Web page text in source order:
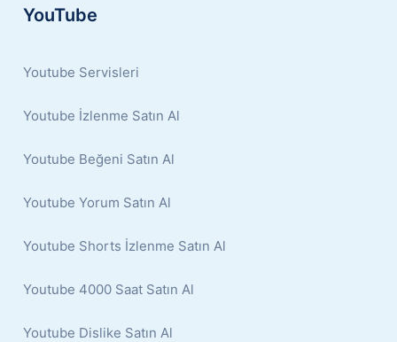
YouTube
Youtube Servisleri
Youtube İzlenme Satın Al
Youtube Beğeni Satın Al
Youtube Yorum Satın Al
Youtube Shorts İzlenme Satın Al
Youtube 4000 Saat Satın Al
Youtube Dislike Satın Al